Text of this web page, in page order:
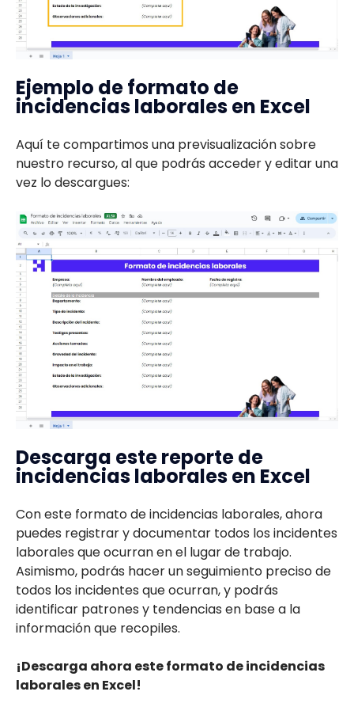
Ejemplo de formato de
incidencias laborales en Excel
Aquí te compartimos una previsualización sobre
nuestro recurso, al que podrás acceder y editar una
vez lo descargues:
Descarga este reporte de
incidencias laborales en Excel
Con este formato de incidencias laborales, ahora
puedes registrar y documentar todos los incidentes
laborales que ocurran en el lugar de trabajo.
Asimismo, podrás hacer un seguimiento preciso de
todos los incidentes que ocurran, y podrás
identificar patrones y tendencias en base a la
información que recopiles.
¡Descarga ahora este formato de incidencias
laborales en Excel!